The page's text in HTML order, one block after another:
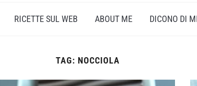
RICETTE SUL WEB ABOUT ME DICONO DI
TAG: NOCCIOLA